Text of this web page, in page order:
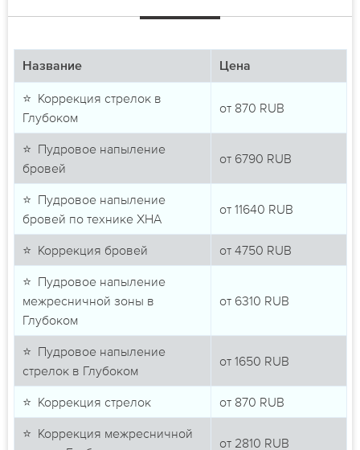
Название Цена
⭐ Коррекция стрелок в
Глубоком
от 870 RUB
⭐ Пудровое напыление
бровей
от 6790 RUB
⭐ Пудровое напыление
бровей по технике ХНА
от 11640 RUB
⭐ Коррекция бровей от 4750 RUB
⭐ Пудровое напыление
межресничной зоны в
Глубоком
от 6310 RUB
⭐ Пудровое напыление
стрелок в Глубоком
от 1650 RUB
⭐ Коррекция стрелок от 870 RUB
⭐ Коррекция межресничной
от 2810 RUB